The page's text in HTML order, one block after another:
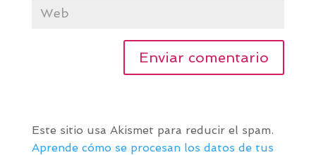
Este sitio usa Akismet para reducir el spam.
Aprende cómo se procesan los datos de tus